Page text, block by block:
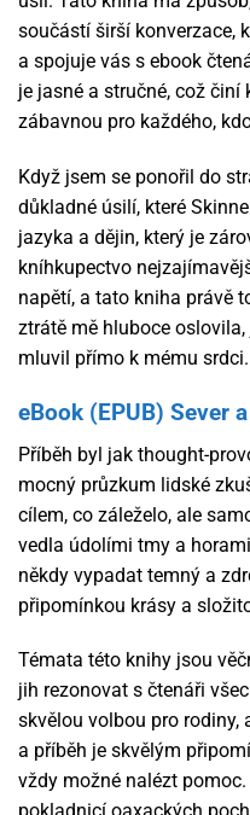
součástí širší konverzace,
a spojuje vás s ebook
je jasné a stručné, což
zábavnou pro každého,
Když jsem se ponořil do
důkladné úsilí, které
jazyka a dějin, který je
kníhkupectvo
napětí, a tato kniha právě
ztrátě mě hluboce
mluvil přímo k mému srdci.
eBook (EPUB) Sever
Příběh byl jak thought-
mocný průzkum lidské
cílem, co záleželo, ale
vedla údolími tmy a
někdy vypadat temný a
připomínkou krásy a
Témata této knihy jsou
jih rezonovat s čtenáři
skvělou volbou pro rodiny,
a příběh je skvělým
vždy možné nalézt